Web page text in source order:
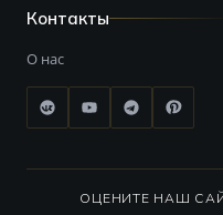
Контакты
О нас
ОЦЕНИТЕ НАШ